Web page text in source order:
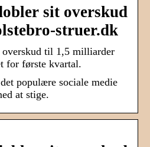
sit overskud
struer.dk
overskud til 1,5 milliarder
for første kvartal.
populære sociale medie
at stige.